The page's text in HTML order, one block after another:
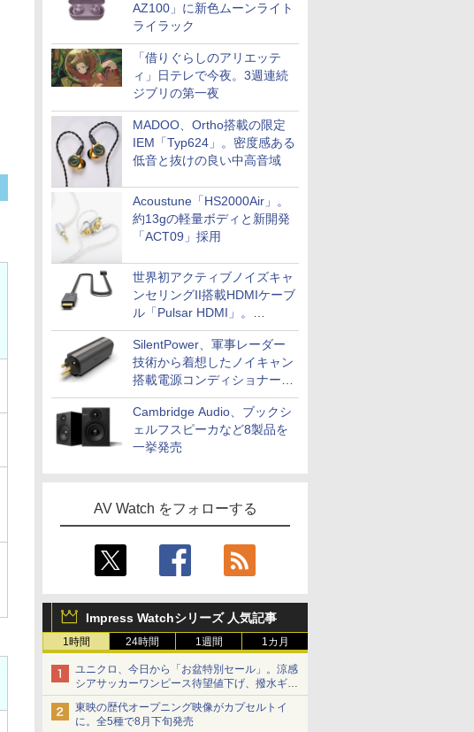
AZ100」に新色ムーンライト
ライラック
「借りぐらしのアリエッテ
ィ」日テレで今夜。3週連続
ジブリの第一夜
MADOO、Ortho搭載の限定
IEM「Typ624」。密度感ある
低音と抜けの良い中高音域
Acoustune「HS2000Air」。
約13gの軽量ボディと新開発
「ACT09」採用
世界初アクティブノイズキャ
ンセリングII搭載HDMIケーブ
ル「Pulsar HDMI」。
SilentPowerから
SilentPower、軍事レーダー
技術から着想したノイキャン
搭載電源コンディショナー
「AC iPurifier2」
Cambridge Audio、ブックシ
ェルフスピーカなど8製品を
一挙発売
AV Watch をフォローする
Impress Watchシリーズ 人気記事
1時間 24時間 1週間 1カ月
ユニクロ、今日から「お盆特別セール」。涼感
シアサッカーワンピース待望値下げ、撥水ギア
ショーツは1990円に
東映の歴代オープニング映像がカプセルトイ
に。全5種で8月下旬発売